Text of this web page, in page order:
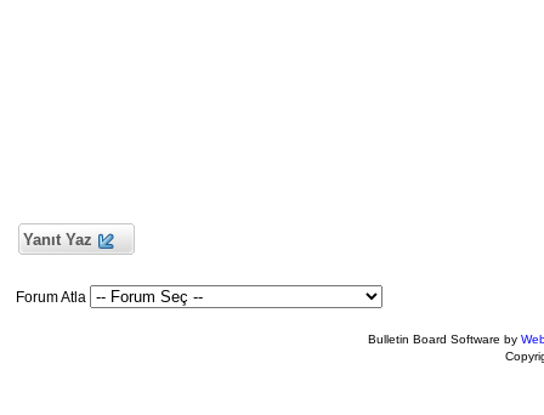
Yanıt Yaz
Forum Atla
Bulletin Board Software by